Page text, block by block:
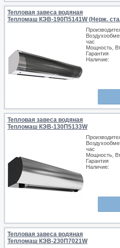
Тепловая завеса водяная
Тепломаш КЭВ-190П5141W (Нерж.
час
Мощность,
Гарантия
Наличие:
Тепловая завеса водяная
Тепломаш КЭВ-130П5133W
час
Мощность,
Гарантия
Наличие:
Тепловая завеса водяная
Тепломаш КЭВ-230П7021W